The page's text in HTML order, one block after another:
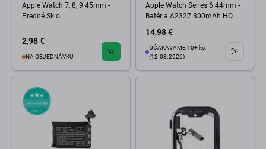
Apple Watch 7, 8, 9 45mm -
Predné Sklo
2,98 €
NA OBJEDNÁVKU
Apple Watch Series 6 44mm -
Batéria A2327 300mAh HQ
14,98 €
OČAKÁVAME 10+ ks,
(12.08.2026)